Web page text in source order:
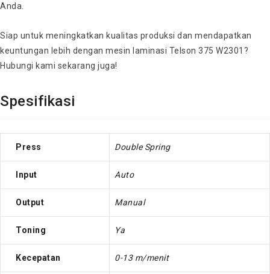
Anda.
Siap untuk meningkatkan kualitas produksi dan mendapatkan
keuntungan lebih dengan mesin laminasi Telson 375 W2301?
Hubungi kami sekarang juga!
Spesifikasi
Press Double Spring
Input Auto
Output Manual
Toning Ya
Kecepatan 0-13 m/menit